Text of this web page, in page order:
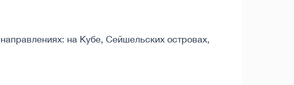
на Кубе, Сейшельских островах,